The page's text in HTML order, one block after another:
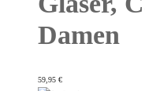
Damen
59,95 €